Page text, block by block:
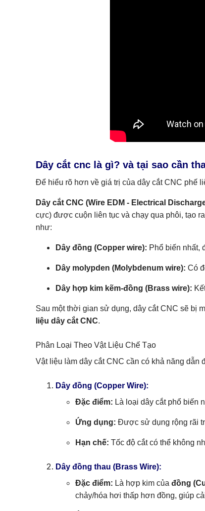
Dây cắt cnc là gì? và tại sao cần
Để hiểu rõ hơn về giá trị của dây cắt CNC phế
Dây cắt CNC (Wire EDM - Electrical
cực) được cuộn liên tục và chạy qua phôi, tạo
như:
Dây đồng (Copper wire): Phổ biến nhất,
Dây molypden (Molybdenum wire): Có
Dây hợp kim kẽm-đồng (Brass wire):
Sau một thời gian sử dụng, dây cắt CNC sẽ bị
liệu dây cắt CNC.
Phân Loại Theo Vật Liệu Chế Tạo
Vật liệu làm dây cắt CNC cần có khả năng
Dây đồng (Copper Wire):
Đặc điểm: Là loại dây cắt phổ biến
Ứng dụng: Được sử dụng rộng rãi
Hạn chế: Tốc độ cắt có thể không
Dây đồng thau (Brass Wire):
Đặc điểm: Là hợp kim của đồng
chảy/hóa hơi thấp hơn đồng, giúp